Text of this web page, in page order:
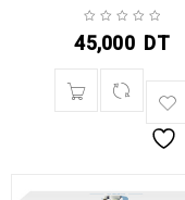
45,000 DT